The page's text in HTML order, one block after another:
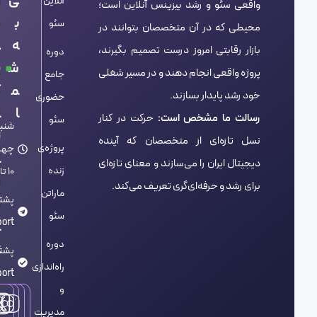
واقعی سئو و رشد بیزینس آنلاین است؛
محیطی که در آن متخصصان بتوانند در
بازار رقابتی امروز درست تصمیم بگیرند،
پروژه واقعی انجام دهند و در مسیر شغلی
خود رشد پایدار بسازند.
رسالت ما مشخص است: حرکت در کنار
نسل تازه‌ای از متخصصان که آینده
دیجیتال ایران را می‌سازند و معنای تازه‌ای
برای رشد و حرفه‌ای‌گری تعریف می‌کند.
سئو
دوره
جامع
حضوری
سئو
پروژه‌ی
زنده
ماراتن
سئو
دوره
راه‌اندازی
و
مدیریت
ب
ه
ش
م
ا
10 تا 18